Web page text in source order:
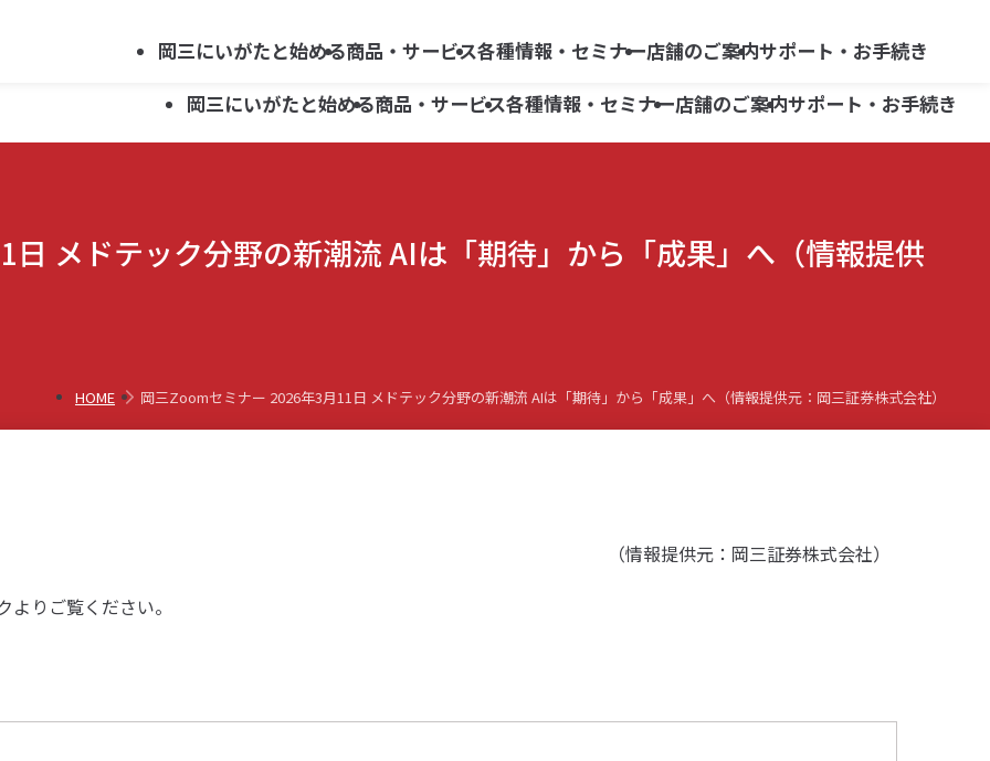
サービス
キ
ワ
ー
探
よくあるご質問 リスク・手数料等 ネット情報便
岡三にいがたと始める
資産運用ガイド
商品別ガイド
商品・サービス各種情報・セミナー
新潟県関連ほか 上場企業レポート
広報誌「ON -オン-」
店舗のご案内
新潟支店
柏崎支店
六日町営業所
サポート・お手続き
らくらくネット情報便利用申込み
よくあるご質問
岡三にいがたと始める
岡三にいがた証券ではじめる
商品・サービス
投資信託
債券
各種情報・セミナー
セミナー・イベント案内
店舗のご案内
上越支店
三条支店
サポート・お手続き
お問い合わせ
メドテック分野の新潮流 AIは「期待」から「成果」へ（情報提供
HOME 岡三Zoomセミナー 2026年3月11日 メドテック分野の新潮流 AIは「期待」から「成果」へ（情報提供元：岡三証券株式会社）
（情報提供元：岡三証券株式会社）
りご覧ください。